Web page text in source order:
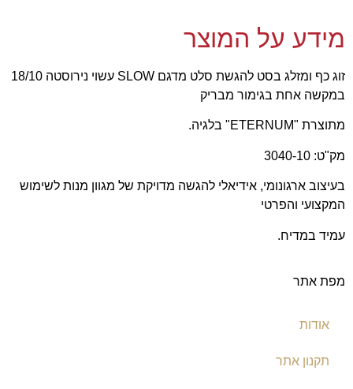
מידע על המוצר
זוג כף ומזלג בסט להגשת סלט מדגם SLOW עשוי נירוסטה 18/10
במקשה אחת בגימור מבריק
מתוצרת "ETERNUM" בלגיה.
מק"ט: 3040-10
בעיצוב ארגונומי, אידיאלי להגשה מדויקת של מגוון מנות לשימוש
המקצועי והפרטי
עמיד במדיח.
מפת אתר
אודות
תקנון אתר